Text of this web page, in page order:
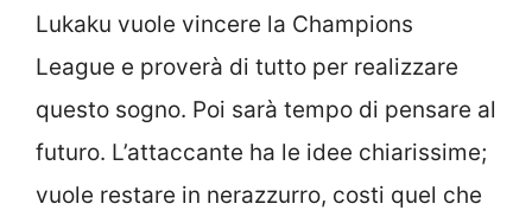
Lukaku vuole vincere la Champions
League e proverà di tutto per realizzare
questo sogno. Poi sarà tempo di pensare al
futuro. L’attaccante ha le idee chiarissime;
vuole restare in nerazzurro, costi quel che